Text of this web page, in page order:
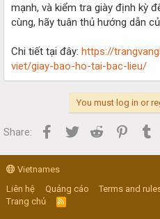
mạnh, và kiểm tra giày định kỳ
cùng, hãy tuân thủ hướng dẫn
Chi tiết tại đây: https://
viet/giay-bao-ho-tai-bac-lieu/
You must log in or
Share: Facebook
Twitter Reddit
Vietnames
Liên hệ
Quảng cáo Terms and
Trang chủ
R
S